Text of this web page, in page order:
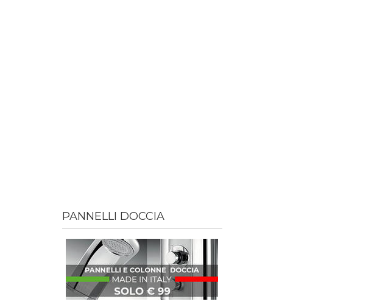
PANNELLI DOCCIA